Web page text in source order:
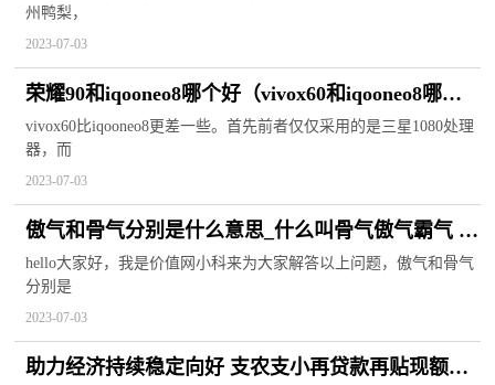
州鸭梨，
2023-07-03
荣耀90和iqooneo8哪个好（vivox60和iqooneo8哪个
好） 全球关注
vivox60比iqooneo8更差一些。首先前者仅仅采用的是三星1080处理
器，而
2023-07-03
傲气和骨气分别是什么意思_什么叫骨气傲气霸气 每
日快讯
hello大家好，我是价值网小科来为大家解答以上问题，傲气和骨气
分别是
2023-07-03
助力经济持续稳定向好 支农支小再贷款再贴现额度